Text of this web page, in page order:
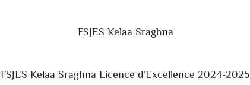
FSJES Kelaa Sraghna
FSJES Kelaa Sraghna Licence d'Excellence 2024-2025